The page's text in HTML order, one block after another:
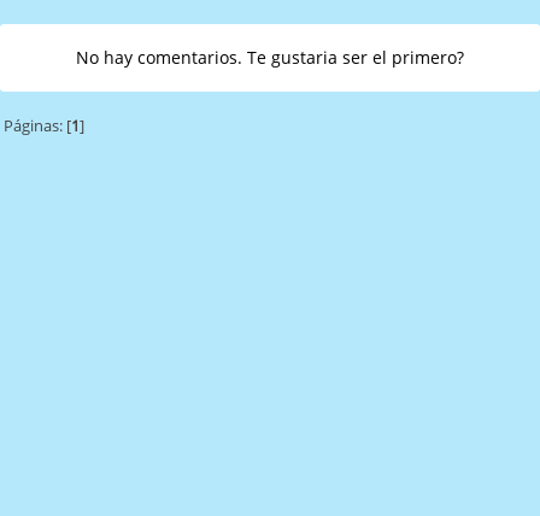
No hay comentarios. Te gustaria ser el primero?
Páginas: [1]